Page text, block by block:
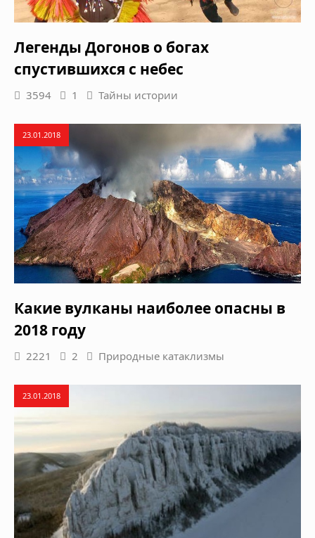
Легенды Догонов о богах
спустившихся с небес
3594 1 Тайны истории
23.01.2018
Какие вулканы наиболее опасны в
2018 году
2221 2 Природные катаклизмы
23.01.2018